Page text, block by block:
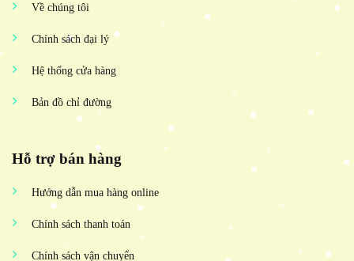
Về chúng tôi
Chính sách đại lý
Hệ thống cửa hàng
Bản đồ chỉ đường
Hỗ trợ bán hàng
Hướng dẫn mua hàng online
Chính sách thanh toán
Chính sách vận chuyển